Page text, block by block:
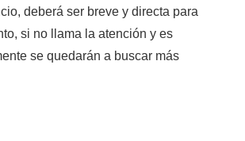
deberá ser breve y directa para
si no llama la atención y es
se quedarán a buscar más